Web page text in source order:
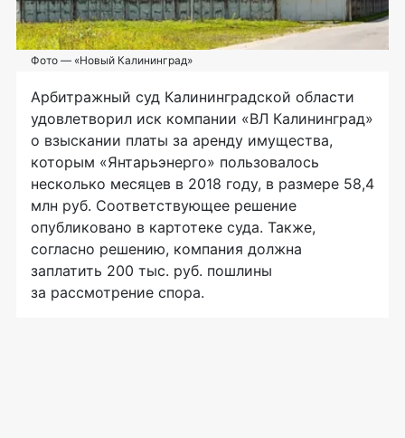
Фото — «Новый Калининград»
Арбитражный суд Калининградской области
удовлетворил иск компании «ВЛ Калининград»
о взыскании платы за аренду имущества,
которым «Янтарьэнерго» пользовалось
несколько месяцев в 2018 году, в размере 58,4
млн руб. Соответствующее решение
опубликовано в картотеке суда. Также,
согласно решению, компания должна
заплатить 200 тыс. руб. пошлины
за рассмотрение спора.